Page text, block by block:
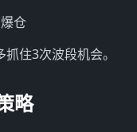
仓
住3次波段机会。
略